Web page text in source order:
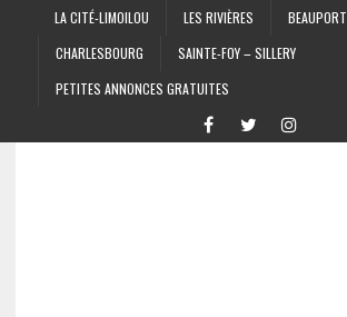
LA CITÉ-LIMOILOU LES RIVIÈRES
BEAUPORT
CHARLESBOURG
SAINTE-FOY – SILLERY
PETITES ANNONCES GRATUITES